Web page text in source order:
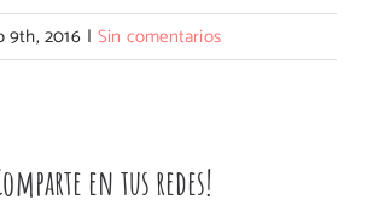
9th, 2016 | Sin comentarios
en tus redes!